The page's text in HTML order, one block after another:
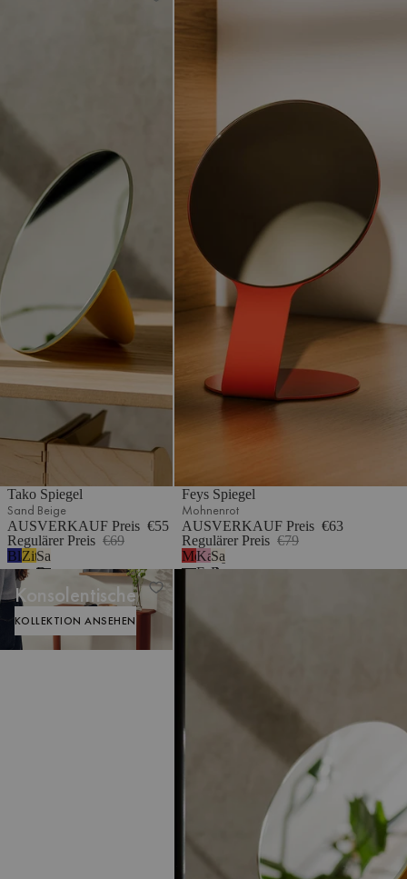
Tako Spiegel
Sand Beige
AUSVERKAUF Preis €55
Regulärer Preis €69
Blaubeermousse
Zitronengelb
Sand
Beige
Feys Spiegel
Mohnenrot
AUSVERKAUF Preis €63
Regulärer Preis €79
Mohnenrot
Kaugummi-
Farbe
Sand
Beige
Konsolentische
KOLLEKTION ANSEHEN
KOLLEKTION ANSEHEN